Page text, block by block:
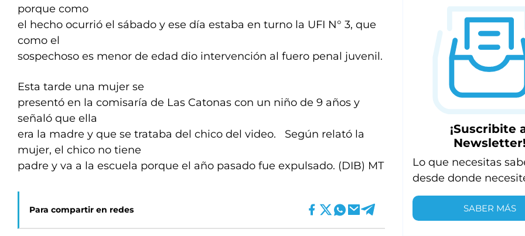
porque como
el hecho ocurrió el sábado y ese día estaba en turno la UFI N° 3, que
como el
sospechoso es menor de edad dio intervención al fuero penal juvenil.
Esta tarde una mujer se
presentó en la comisaría de Las Catonas con un niño de 9 años y
señaló que ella
era la madre y que se trataba del chico del video. Según relató la
mujer, el chico no tiene
padre y va a la escuela porque el año pasado fue expulsado. (DIB) MT
Para compartir en redes
¡Suscribite
Newsletter!
Lo que necesitas
desde donde
SABER MÁS